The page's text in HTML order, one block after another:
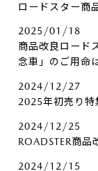
ロードスター商
2025/01/18
商品改良ロード
念車」のご用命
2024/12/27
2025年初売り特
2024/12/25
ROADSTER商品
2024/12/15